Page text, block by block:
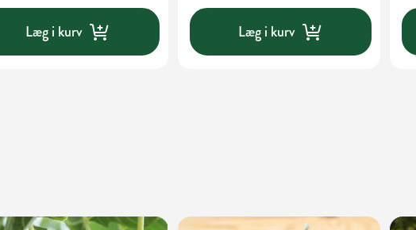
Læg i kurv Læg i kurv